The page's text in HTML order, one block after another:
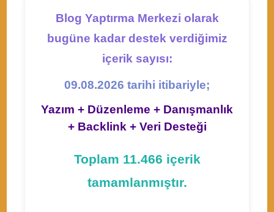
Blog Yaptırma Merkezi olarak
bugüne kadar destek verdiğimiz
içerik sayısı:
09.08.2026 tarihi itibariyle;
Yazım + Düzenleme + Danışmanlık
+ Backlink + Veri Desteği
Toplam 11.466 içerik
tamamlanmıştır.